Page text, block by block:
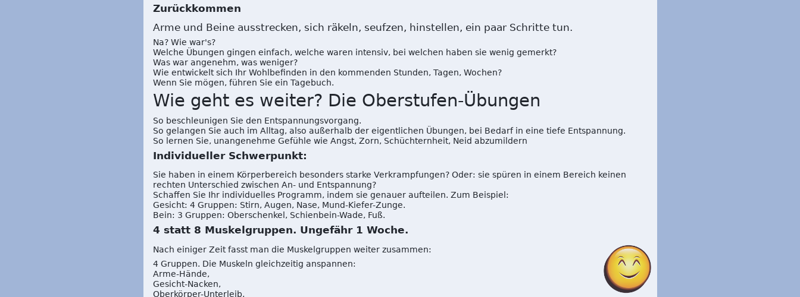
Zurückkommen
Arme und Beine ausstrecken, sich räkeln, seufzen, hinstellen, ein paar Schritte tun.
Na? Wie war's?
Welche Übungen gingen einfach, welche waren intensiv, bei welchen haben sie wenig gemerkt?
Was war angenehm, was weniger?
Wie entwickelt sich Ihr Wohlbefinden in den kommenden Stunden, Tagen, Wochen?
Wenn Sie mögen, führen Sie ein Tagebuch.
Wie geht es weiter? Die Oberstufen-Übungen
So beschleunigen Sie den Entspannungsvorgang.
So gelangen Sie auch im Alltag, also außerhalb der eigentlichen Übungen, bei Bedarf in eine tiefe Entspannung.
So lernen Sie, unangenehme Gefühle wie Angst, Zorn, Schüchternheit, Neid abzumildern
Individueller Schwerpunkt:
Sie haben in einem Körperbereich besonders starke Verkrampfungen? Oder: sie spüren in einem Bereich keinen
rechten Unterschied zwischen An- und Entspannung?
Schaffen Sie Ihr individuelles Programm, indem sie genauer aufteilen. Zum Beispiel:
Gesicht: 4 Gruppen: Stirn, Augen, Nase, Mund-Kiefer-Zunge.
Bein: 3 Gruppen: Oberschenkel, Schienbein-Wade, Fuß.
4 statt 8 Muskelgruppen. Ungefähr 1 Woche.
Nach einiger Zeit fasst man die Muskelgruppen weiter zusammen:
4 Gruppen. Die Muskeln gleichzeitig anspannen:
Arme-Hände,
Gesicht-Nacken,
Oberkörper-Unterleib,